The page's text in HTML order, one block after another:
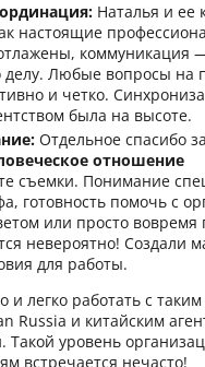
Наталья и ее
настоящие
коммуникация
делу. Любые вопросы на
и четко.
была на высоте.
Отдельное спасибо за
отношение
съемки. Понимание
готовность помочь с
или просто
невероятно! Создали
для работы.
и легко работать с
Russia и китайским
Такой уровень
встречается нечасто!